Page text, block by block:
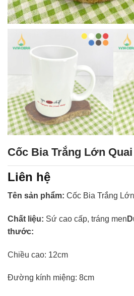
Cốc Bia Trắng Lớn Quai
Liên hệ
Tên sản phẩm: Cốc Bia Trắng
Chất liệu: Sứ cao cấp, tráng men
thước:
Chiều cao: 12cm
Đường kính miệng: 8cm